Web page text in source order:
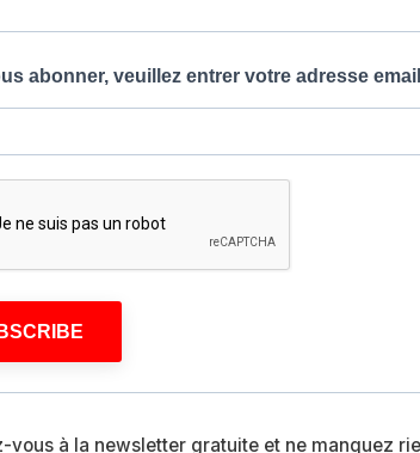
abonner, veuillez entrer votre adresse email
vous à la newsletter gratuite et ne manquez